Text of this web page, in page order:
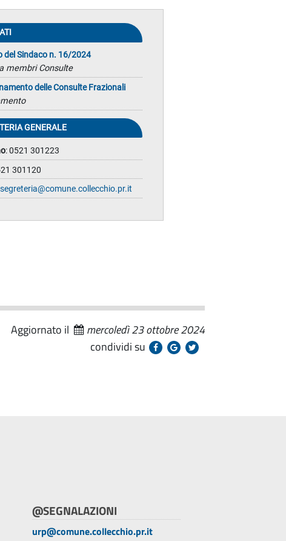
del Sindaco n. 16/2024
membri Consulte
delle Consulte Frazionali
GENERALE
: 0521 301223
301120
segreteria@comune.collecchio.pr.it
Aggiornato il
mercoledì 23 ottobre 2024
condividi su
@SEGNALAZIONI
urp@comune.collecchio.pr.it